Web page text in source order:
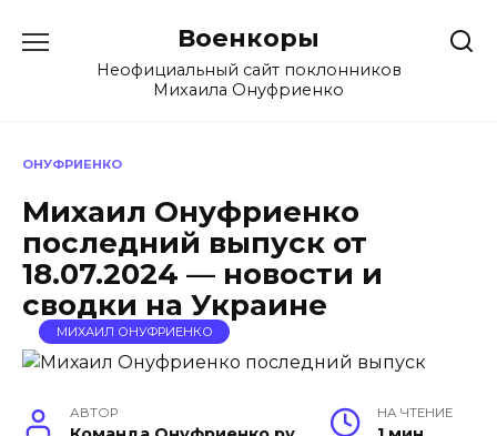
содержанию
Военкоры
Неофициальный сайт поклонников
Михаила Онуфриенко
ОНУФРИЕНКО
Михаил Онуфриенко
последний выпуск от
18.07.2024 — новости и
сводки на Украине
МИХАИЛ ОНУФРИЕНКО
АВТОР НА ЧТЕНИЕ